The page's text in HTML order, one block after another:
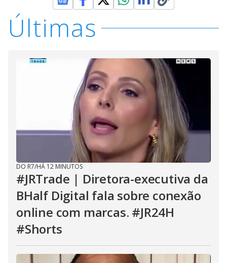
Últimas
DO R7/HÁ 12 MINUTOS
#JRTrade | Diretora-executiva da
BHalf Digital fala sobre conexão
online com marcas. #JR24H
#Shorts